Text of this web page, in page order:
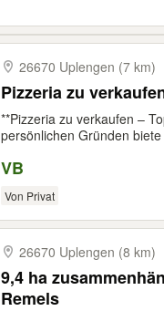
26670 Uplengen (7 km)
Pizzeria zu
**Pizzeria zu verkaufen –
persönlichen Gründen biete
VB
Von Privat
26670 Uplengen (8 km)
9,4 ha
Remels